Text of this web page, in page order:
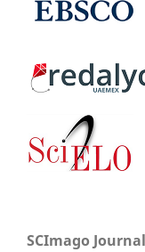
SCImago